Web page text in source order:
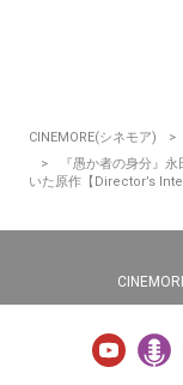
CINEMORE(シネモア)
『愚か者の身分』
いた原作【Director’s